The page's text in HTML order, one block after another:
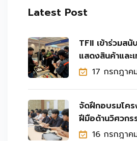
Latest Post
TFII เข้าร่วมส
แสดงสินค้าและ
Gas17 กรกฎา
จัดฝึกอบรมโค
ฝีมือด้านวิศวกร
วิทยาลัยเทคโนโ
16 กรกฎา